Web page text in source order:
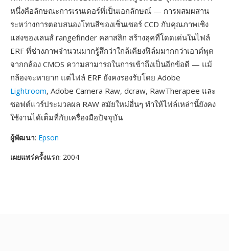
หนึ่งคือลักษณะการเรนเดอร์ที่เป็นเอกลักษณ์ — การผสมผสาน
ระหว่างการตอบสนองโทนสีของเซ็นเซอร์ CCD กับคุณภาพเชิง
แสงของเลนส์ rangefinder คลาสสิก สร้างลุคที่โดดเด่นในไฟล์
ERF ที่ช่างภาพจำนวนมากรู้สึกว่าใกล้เคียงฟิล์มมากกว่าเอาต์พุต
จากกล้อง CMOS ความสามารถในการเข้าถึงเป็นอีกข้อดี — แม้
กล้องจะหายาก แต่ไฟล์ ERF ยังคงรองรับโดย Adobe
Lightroom, Adobe Camera Raw, dcraw, RawTherapee และ
ซอฟต์แวร์ประมวลผล RAW สมัยใหม่อื่นๆ ทำให้ไฟล์เหล่านี้ยังคง
ใช้งานได้เต็มที่กับเครื่องมือปัจจุบัน
ผู้พัฒนา: Epson
เผยแพร่ครั้งแรก: 2004